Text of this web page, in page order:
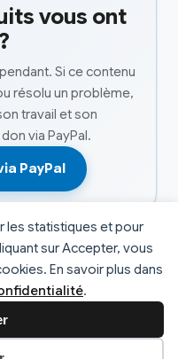
les statistiques et pour
sur Accepter, vous
En savoir plus dans
.
vous ont
Si ce contenu
résolu un problème,
travail et son
via PayPal.
PayPal
droits réservés. |